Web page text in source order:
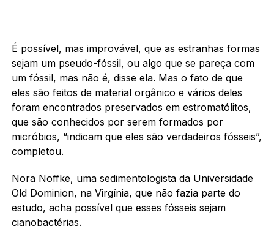
É possível, mas improvável, que as estranhas formas
sejam um pseudo-fóssil, ou algo que se pareça com
um fóssil, mas não é, disse ela. Mas o fato de que
eles são feitos de material orgânico e vários deles
foram encontrados preservados em estromatólitos,
que são conhecidos por serem formados por
micróbios, “indicam que eles são verdadeiros fósseis”,
completou.
Nora Noffke, uma sedimentologista da Universidade
Old Dominion, na Virgínia, que não fazia parte do
estudo, acha possível que esses fósseis sejam
cianobactérias.